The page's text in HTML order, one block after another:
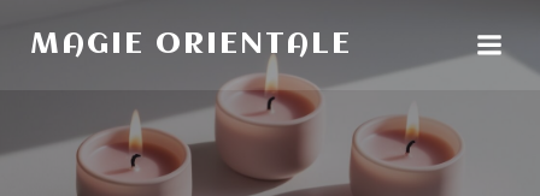
MAGIE ORIENTALE